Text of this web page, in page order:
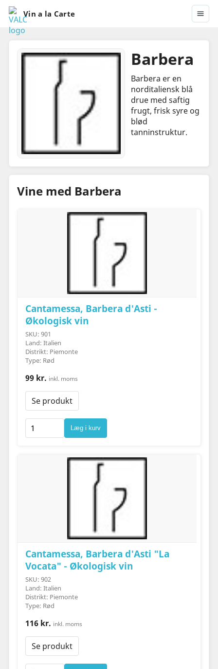
Vin a la Carte
Barbera
Barbera er en
norditaliensk blå
drue med saftig
frugt, frisk syre og
blød
tanninstruktur.
Vine med Barbera
Cantamessa, Barbera d'Asti -
Økologisk vin
SKU: 901
Land: Italien
Distrikt: Piemonte
Type: Rød
99 kr. inkl. moms
Se produkt
Læg i kurv
Cantamessa, Barbera d'Asti "La
Vocata" - Økologisk vin
SKU: 902
Land: Italien
Distrikt: Piemonte
Type: Rød
116 kr. inkl. moms
Se produkt